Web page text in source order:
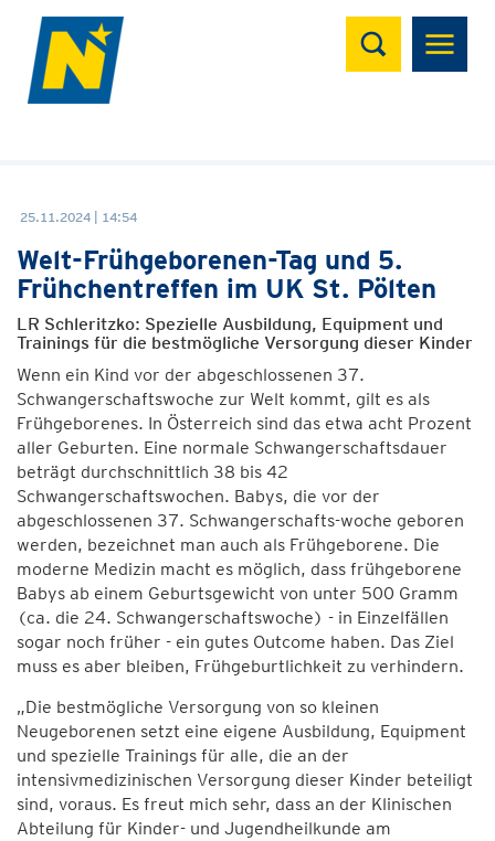
Suchen
25.11.2024 | 14:54
Welt-Frühgeborenen-Tag und 5.
Frühchentreffen im UK St. Pölten
LR Schleritzko: Spezielle Ausbildung, Equipment und
Trainings für die bestmögliche Versorgung dieser Kinder
Wenn ein Kind vor der abgeschlossenen 37.
Schwangerschaftswoche zur Welt kommt, gilt es als
Frühgeborenes. In Österreich sind das etwa acht Prozent
aller Geburten. Eine normale Schwangerschaftsdauer
beträgt durchschnittlich 38 bis 42
Schwangerschaftswochen. Babys, die vor der
abgeschlossenen 37. Schwangerschafts-woche geboren
werden, bezeichnet man auch als Frühgeborene. Die
moderne Medizin macht es möglich, dass frühgeborene
Babys ab einem Geburtsgewicht von unter 500 Gramm
(ca. die 24. Schwangerschaftswoche) - in Einzelfällen
sogar noch früher - ein gutes Outcome haben. Das Ziel
muss es aber bleiben, Frühgeburtlichkeit zu verhindern.
„Die bestmögliche Versorgung von so kleinen
Neugeborenen setzt eine eigene Ausbildung, Equipment
und spezielle Trainings für alle, die an der
intensivmedizinischen Versorgung dieser Kinder beteiligt
sind, voraus. Es freut mich sehr, dass an der Klinischen
Abteilung für Kinder- und Jugendheilkunde am